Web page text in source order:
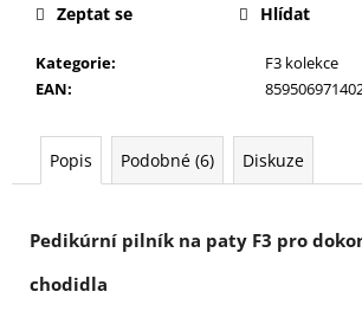
Kategorie:
F3 kolekce
EAN:
Zeptat se Hlídat
Popis Podobné (6) Diskuze
Pedikúrní pilník na paty F3 pro
chodidla
NA
F3
MALÝ